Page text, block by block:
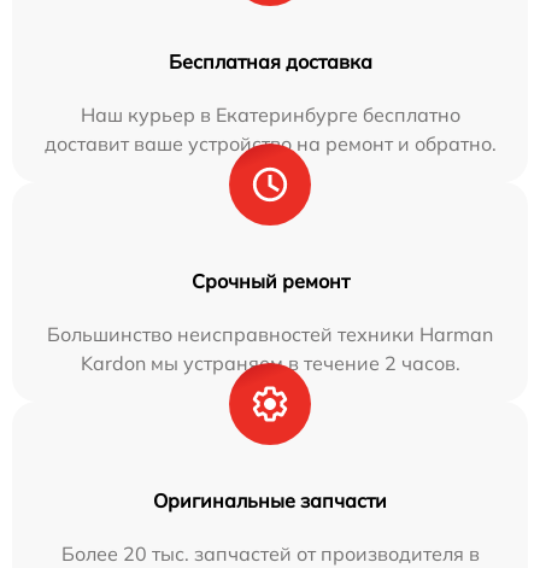
Бесплатная доставка
Наш курьер в Екатеринбурге бесплатно
доставит ваше устройство на ремонт и обратно.
Срочный ремонт
Большинство неисправностей техники Harman
Kardon мы устраняем в течение 2 часов.
Оригинальные запчасти
Более 20 тыс. запчастей от производителя в